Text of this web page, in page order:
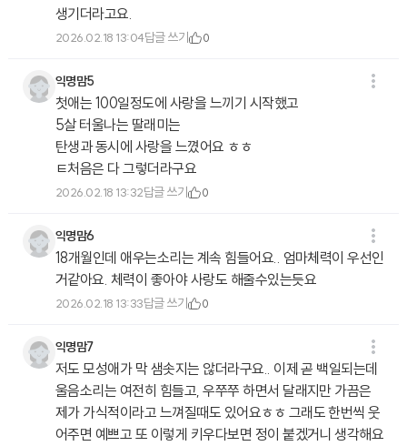
생기더라고요.
2026.02.18 13:04답글 쓰기 0
익명맘5
첫애는 100일정도에 사랑을 느끼기 시작했고
5살 터울나는 딸래미는
탄생과 동시에 사랑을 느꼈어요 ㅎㅎ
ㅌ처음은 다 그렇더라구요
2026.02.18 13:32답글 쓰기 0
익명맘6
18개월인데 애우는소리는 계속 힘들어요.. 엄마체력이 우선인
거같아요. 체력이 좋아야 사랑도 해줄수있는듯요
2026.02.18 13:33답글 쓰기 0
익명맘7
저도 모성애가 막 샘솟지는 않더라구요.. 이제 곧 백일되는데
울음소리는 여전히 힘들고, 우쭈쭈 하면서 달래지만 가끔은
제가 가식적이라고 느껴질때도 있어요ㅎㅎ 그래도 한번씩 웃
어주면 예쁘고 또 이렇게 키우다보면 정이 붙겠거니 생각해요